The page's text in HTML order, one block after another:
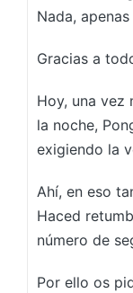
Nada,
Gracias a
Hoy, una vez
la noche,
exigiendo la
Ahí, en eso
Haced
número de
Por ello os